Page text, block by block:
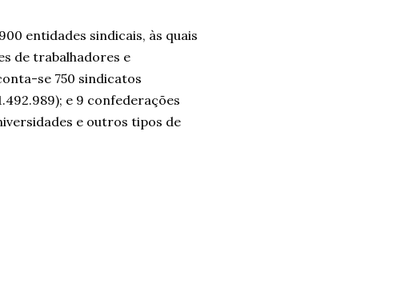
entidades sindicais, às quais
de trabalhadores e
se 750 sindicatos
e 9 confederações
e outros tipos de